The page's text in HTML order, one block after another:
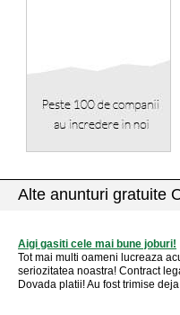
Alte anunturi gratuite
Aigi gasiti cele mai bune joburi!
Tot mai multi oameni lucreaza
seriozitatea noastra! Contract
Dovada platii! Au fost trimise